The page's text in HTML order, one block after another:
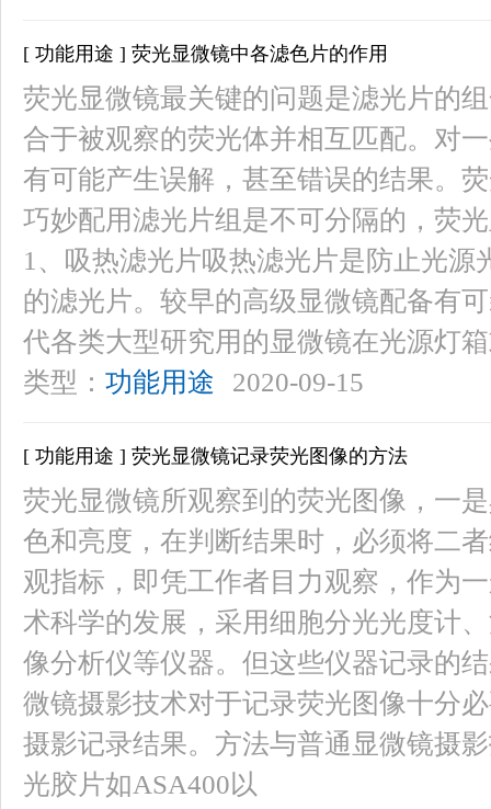
[ 功能用途 ] 荧光显微镜中各滤色片的作用
荧光显微镜最关键的问题是滤光片的
合于被观察的荧光体并相互匹配。对
有可能产生误解，甚至错误的结果。
巧妙配用滤光片组是不可分隔的，荧
1、吸热滤光片吸热滤光片是防止光
的滤光片。较早的高级显微镜配备有
代各类大型研究用的显微镜在光源灯
类型： 功能用途 2020-09-15
[ 功能用途 ] 荧光显微镜记录荧光图像的方法
荧光显微镜所观察到的荧光图像，一
色和亮度，在判断结果时，必须将二
观指标，即凭工作者目力观察，作为
术科学的发展，采用细胞分光光度计
像分析仪等仪器。但这些仪器记录的
微镜摄影技术对于记录荧光图像十分
摄影记录结果。方法与普通显微镜摄
光胶片如ASA400以